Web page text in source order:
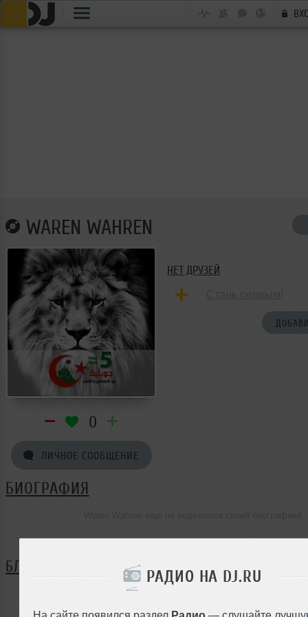
РАДИО НА DJ.RU
На сайте появился раздел Радио — слушайте
WAREN WAHREN
0
ЛИЧНОЕ СООБЩЕНИЕ
НЕТ ДРУЗЕЙ
БИОГРАФИЯ
БЛОГ